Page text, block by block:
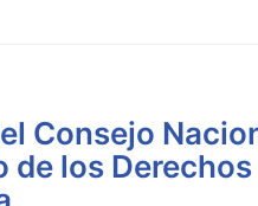
Consejo
los Derechos